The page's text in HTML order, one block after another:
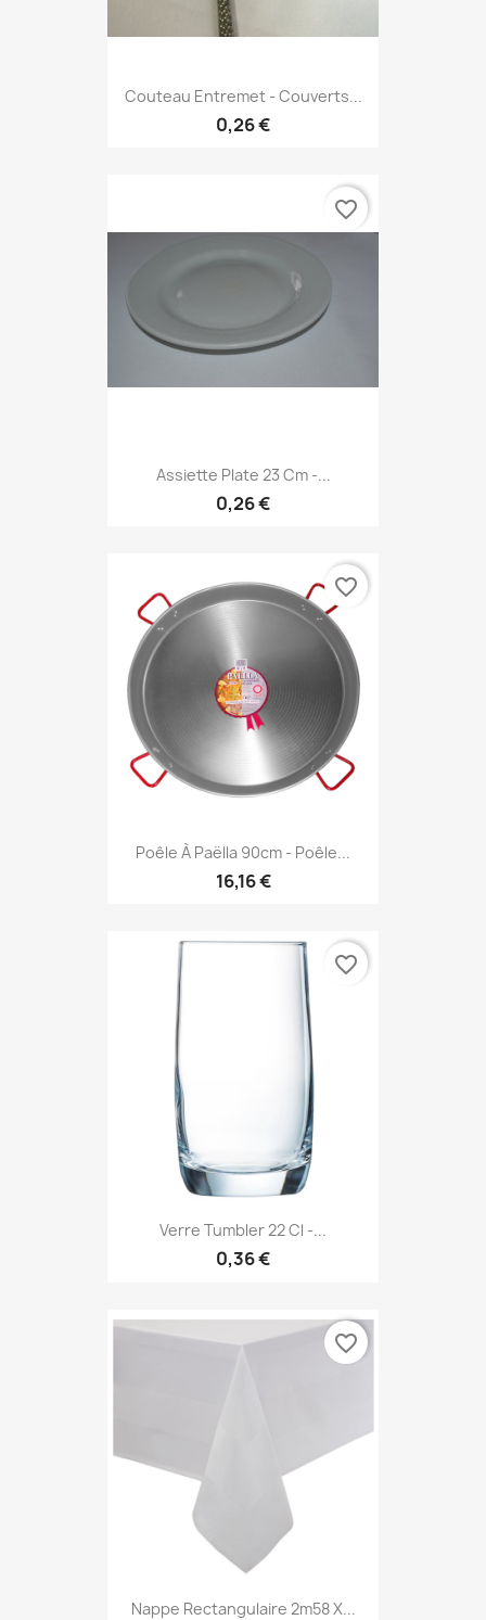
Couteau Entremet - Couverts...
0,26 €
Assiette Plate 23 Cm -...
0,26 €
favorite_border
Poêle À Paëlla 90cm - Poêle...
16,16 €
favorite_border
Verre Tumbler 22 Cl -...
0,36 €
favorite_border
Nappe Rectangulaire 2m58 X...
favorite_border